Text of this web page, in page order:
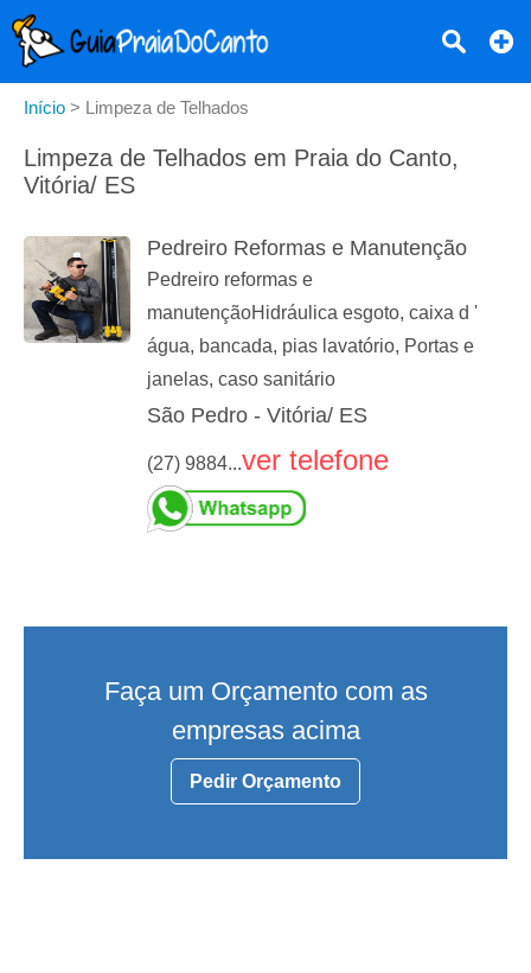
Início > Limpeza de Telhados
Limpeza de Telhados em Praia do Canto,
Vitória/ ES
Pedreiro Reformas e Manutenção
Pedreiro reformas e
manutençãoHidráulica esgoto, caixa d '
água, bancada, pias lavatório, Portas e
janelas, caso sanitário
São Pedro - Vitória/ ES
(27) 9884...ver telefone
Faça um Orçamento com as
empresas acima
Pedir Orçamento